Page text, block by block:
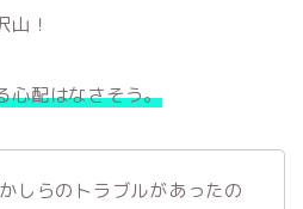
山！
心配はなさそう。
しらのトラブルがあったの